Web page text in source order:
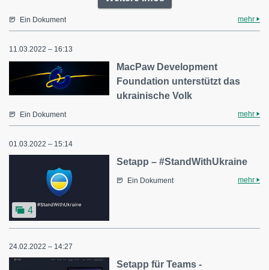
Ein Dokument mehr
11.03.2022 – 16:13
MacPaw Development
Foundation unterstützt das
ukrainische Volk
Ein Dokument mehr
01.03.2022 – 15:14
4
Setapp – #StandWithUkraine
Ein Dokument mehr
24.02.2022 – 14:27
Setapp für Teams -